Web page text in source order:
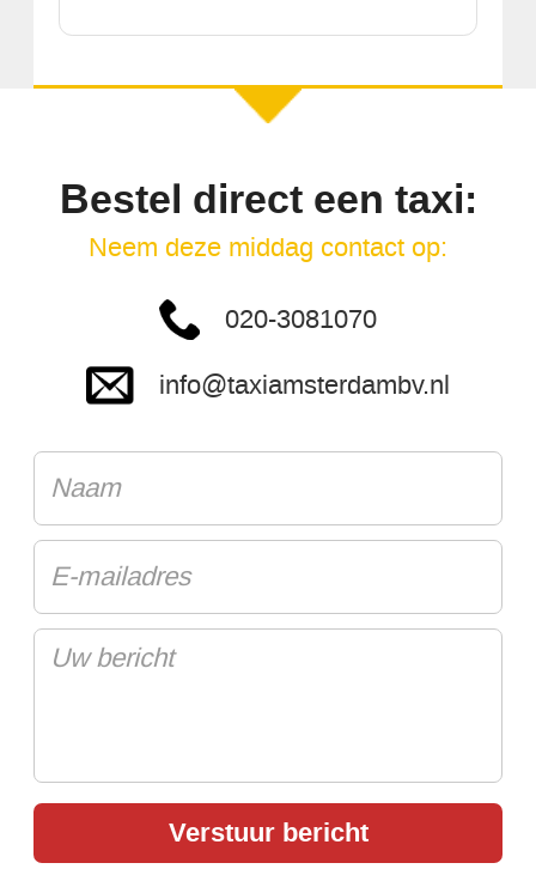
Bestel direct een taxi:
Neem deze middag contact op:
020-3081070
info@taxiamsterdambv.nl